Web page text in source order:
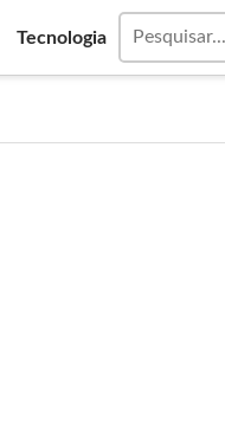
Tecnologia